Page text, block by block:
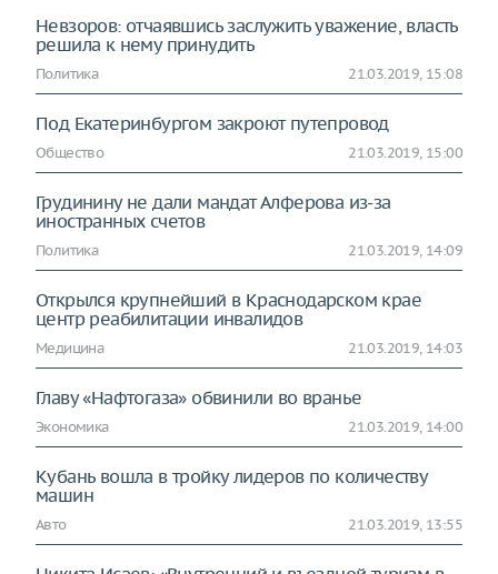
Невзоров: отчаявшись заслужить уважение, власть
решила к нему принудить
Политика 21.03.2019, 15:08
Под Екатеринбургом закроют путепровод
Общество 21.03.2019, 15:00
Грудинину не дали мандат Алферова из-за
иностранных счетов
Политика 21.03.2019, 14:09
Открылся крупнейший в Краснодарском крае
центр реабилитации инвалидов
Медицина 21.03.2019, 14:03
Главу «Нафтогаза» обвинили во вранье
Экономика 21.03.2019, 14:00
Кубань вошла в тройку лидеров по количеству
машин
Авто 21.03.2019, 13:55